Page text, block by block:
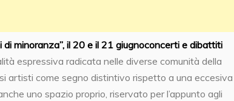
minoranza”, il 20 e il 21 giugnoconcerti e dibattiti
espressiva radicata nelle diverse comunità della
artisti come segno distintivo rispetto a una eccesiva
uno spazio proprio, riservato per l’appunto agli